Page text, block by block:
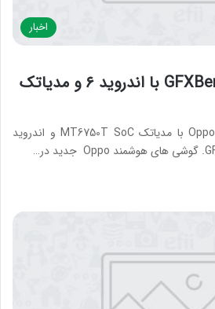
اخبار
Oppo R6091 در GFXBench با اندروید ۶ و مدیاتک
تلفن همراه هوشمند Oppo R6091 با مدیاتک MT6750T SoC و اندروید